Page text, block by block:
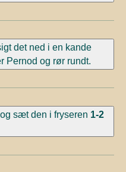
det ned i en kande
Pernod og rør rundt.
sæt den i fryseren 1-2